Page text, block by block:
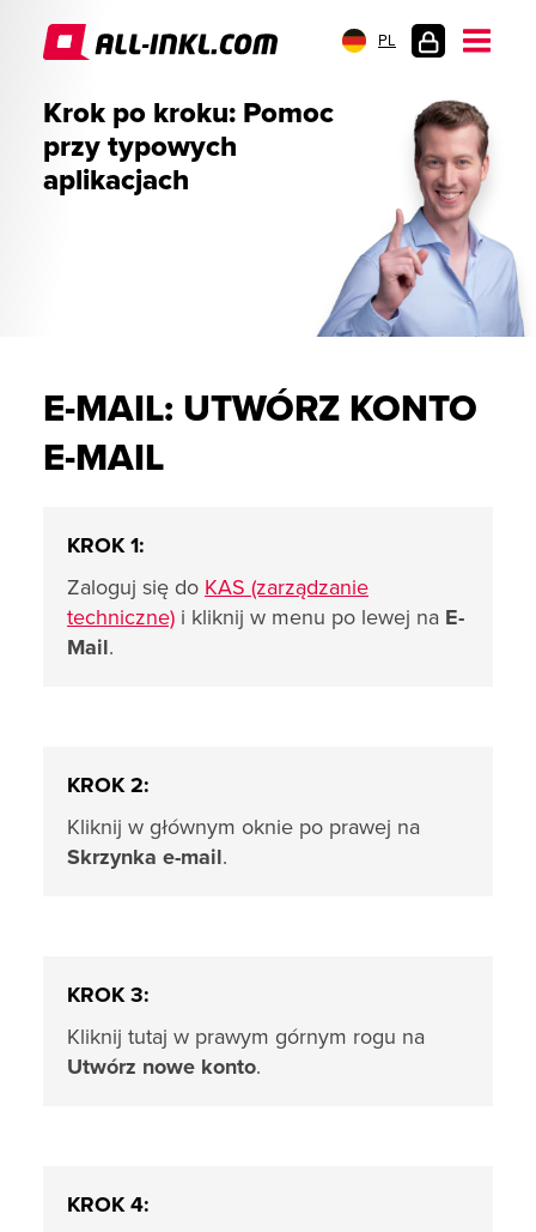
PL
Krok po kroku: Pomoc
przy typowych
aplikacjach
E-MAIL: UTWÓRZ KONTO
E-MAIL
KROK 1:
Zaloguj się do KAS (zarządzanie
techniczne) i kliknij w menu po lewej na E-
Mail.
KROK 2:
Kliknij w głównym oknie po prawej na
Skrzynka e-mail.
KROK 3:
Kliknij tutaj w prawym górnym rogu na
Utwórz nowe konto.
KROK 4: